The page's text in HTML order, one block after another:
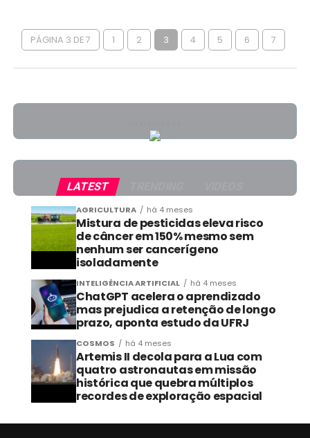
PÁGINA 3 DE 7 1 2 3 4 5 6 7
LATEST
AGRICULTURA há 4 meses
Mistura de pesticidas eleva risco
de câncer em 150% mesmo sem
nenhum ser cancerígeno
isoladamente
INTELIGÊNCIA ARTIFICIAL há 4 meses
ChatGPT acelera o aprendizado
mas prejudica a retenção de longo
prazo, aponta estudo da UFRJ
COSMOS há 4 meses
Artemis II decola para a Lua com
quatro astronautas em missão
histórica que quebra múltiplos
recordes de exploração espacial